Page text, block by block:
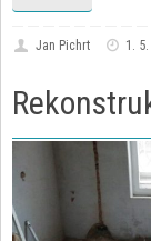
Jan Pichrt 1.